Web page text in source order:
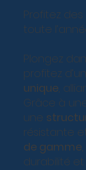
Profitez
toute
Plongez
profitez
unique,
Grâce à
une
résistante
de gamme
durabilité